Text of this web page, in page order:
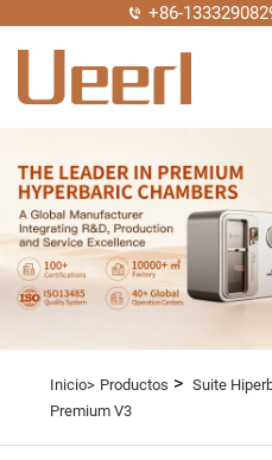
+86-
Inicio> Productos > Suite
Premium V3